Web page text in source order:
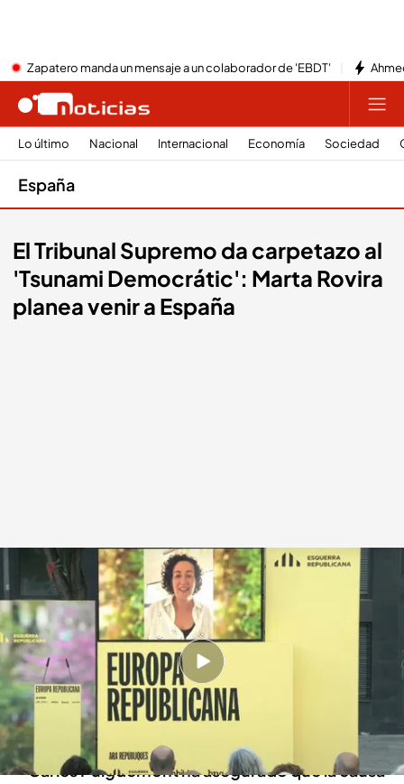
Zapatero manda un mensaje a un colaborador de 'EBDT'
Lo último Nacional Internacional Economía Sociedad
España
El Tribunal Supremo da carpetazo al
'Tsunami Democrátic': Marta Rovira
planea venir a España
Las primeras consecuencias de la anulación del 'Tsunami Democrátic'
Redacción digital Noticias Cuatro
09 JUL 2024 - 15:22h.
La secretaria general de Esquerra Republicana
(ERC) ha afirmado que quiere venir a España
este sábado
Carles Puigdemont ha asegurado que la causa